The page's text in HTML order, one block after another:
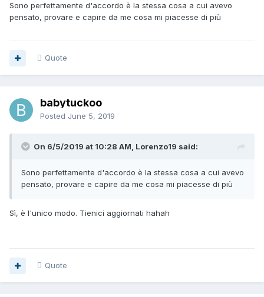
Sono perfettamente d'accordo è la stessa cosa a cui avevo
pensato, provare e capire da me cosa mi piacesse di più
Quote
babytuckoo
Posted June 5, 2019
On 6/5/2019 at 10:28 AM, Lorenzo19 said:
Sono perfettamente d'accordo è la stessa cosa a cui avevo
pensato, provare e capire da me cosa mi piacesse di più
Sì, è l'unico modo. Tienici aggiornati hahah
Quote